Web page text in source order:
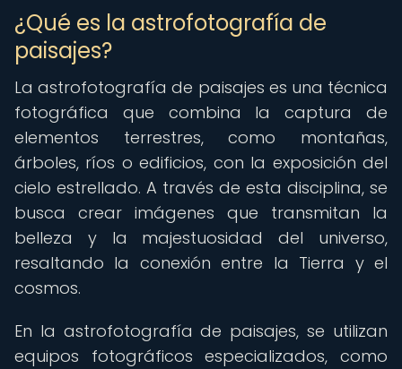
¿Qué es la astrofotografía de
paisajes?
La astrofotografía de paisajes es una técnica
fotográfica que combina la captura de
elementos terrestres, como montañas,
árboles, ríos o edificios, con la exposición del
cielo estrellado. A través de esta disciplina, se
busca crear imágenes que transmitan la
belleza y la majestuosidad del universo,
resaltando la conexión entre la Tierra y el
cosmos.
En la astrofotografía de paisajes, se utilizan
equipos fotográficos especializados, como